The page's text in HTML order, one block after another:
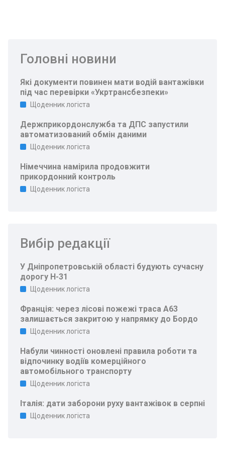
Головні новини
Які документи повинен мати водій вантажівки
під час перевірки «Укртрансбезпеки»
Щоденник логіста
Держприкордонслужба та ДПС запустили
автоматизований обмін даними
Щоденник логіста
Німеччина намірила продовжити
прикордонний контроль
Щоденник логіста
Вибір редакції
У Дніпропетровській області будують сучасну
дорогу Н-31
Щоденник логіста
Франція: через лісові пожежі траса A63
залишається закритою у напрямку до Бордо
Щоденник логіста
Набули чинності оновлені правила роботи та
відпочинку водіїв комерційного
автомобільного транспорту
Щоденник логіста
Італія: дати заборони руху вантажівок в серпні
Щоденник логіста